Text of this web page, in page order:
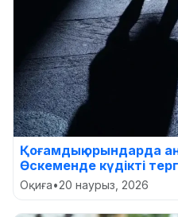
Қоғамдық орындарда
Өскеменде күдікті
Оқиға•20 наурыз, 2026